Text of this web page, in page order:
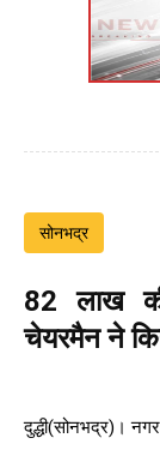
सोनभद्र
82 लाख
चेयरमैन ने
दुद्धी(सोनभद्र)।